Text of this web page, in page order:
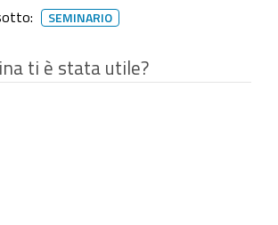
SEMINARIO
ti è stata utile?